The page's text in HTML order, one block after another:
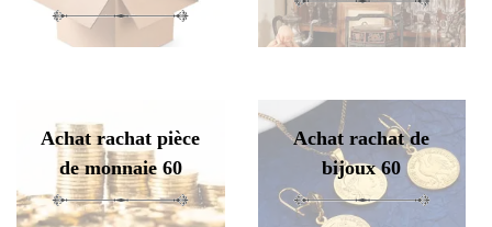
Achat rachat pièce
de monnaie 60
Achat rachat de
bijoux 60